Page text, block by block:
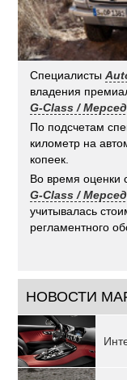
Специалисты
владения
G-Class /
По подсчетам
километр на
копеек.
Во время оценки
G-Class /
учитывалась
регламентного
НОВОСТИ